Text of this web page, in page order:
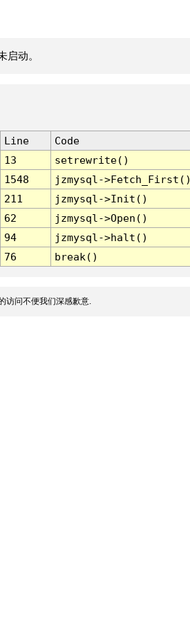
启动。
Line
Code
13
setrewrite()
1548
jzmysql-
211
jzmysql->Init()
62
jzmysql->Open()
94
jzmysql->halt()
76 break()
访问不便我们深感歉意.